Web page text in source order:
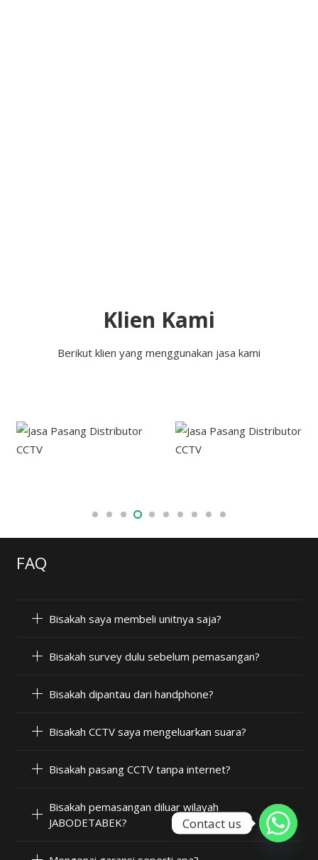
Klien Kami
Berikut klien yang menggunakan jasa kami
FAQ
Bisakah saya membeli unitnya saja?
Bisakah survey dulu sebelum pemasangan?
Bisakah dipantau dari handphone?
Bisakah CCTV saya mengeluarkan suara?
Bisakah pasang CCTV tanpa internet?
Bisakah pemasangan diluar wilayah
JABODETABEK?
Contact us